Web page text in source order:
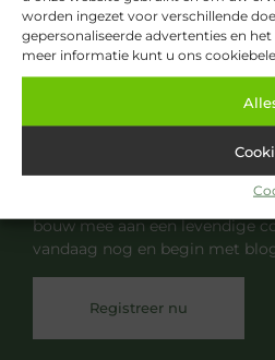
worden ingezet voor verschillende
gepersonaliseerde advertenties en
meer informatie kunt u ons
Registreer nu en
Ben jij een gepassioneerde
nieuwsgierige lezer? Sluit je
en deel jouw verhalen, ontdek
bouw mee aan een levendige
vandaag nog en begin met
Registreer nu